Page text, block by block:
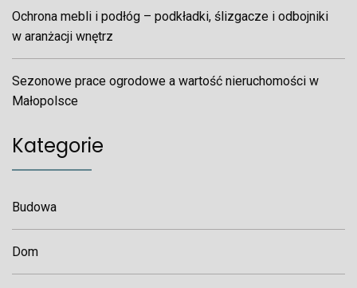
Ochrona mebli i podłóg – podkładki, ślizgacze i odbojniki
w aranżacji wnętrz
Sezonowe prace ogrodowe a wartość nieruchomości w
Małopolsce
Kategorie
Budowa
Dom